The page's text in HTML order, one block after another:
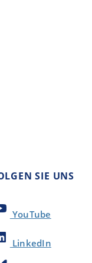
SIE UNS
YouTube
LinkedIn